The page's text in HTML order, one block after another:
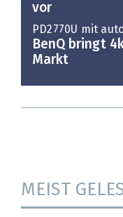
vor
PD2770U mit
BenQ bringt
Markt
MEIST